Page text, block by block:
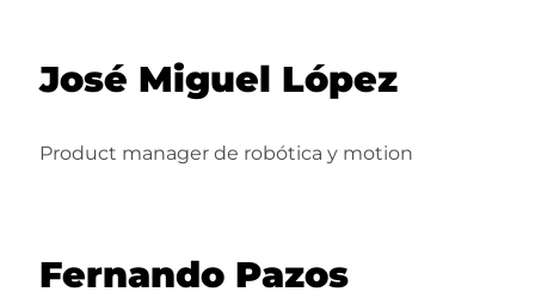
José Miguel López
Product manager de robótica y motion
Fernando Pazos